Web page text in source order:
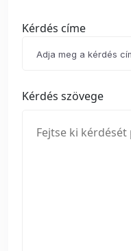
Kérdés címe
Kérdés szövege